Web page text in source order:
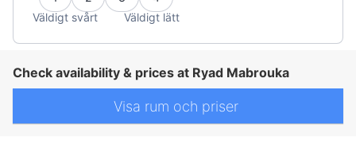
Väldigt svårt
Väldigt lätt
Check availability & prices at Ryad Mabrouka
Visa rum och priser